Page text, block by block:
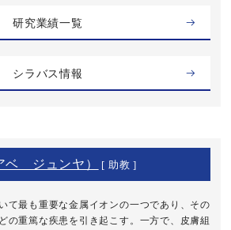
研究業績一覧
シラバス情報
ジュンヤ） [ 助教 ]
て最も重要な金属イオンの一つであり、その
の重篤な疾患を引き起こす。一方で、皮膚組